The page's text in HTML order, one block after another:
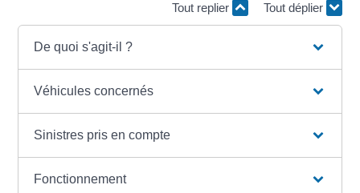
Tout replier Tout déplier
De quoi s'agit-il ?
Véhicules concernés
Sinistres pris en compte
Fonctionnement